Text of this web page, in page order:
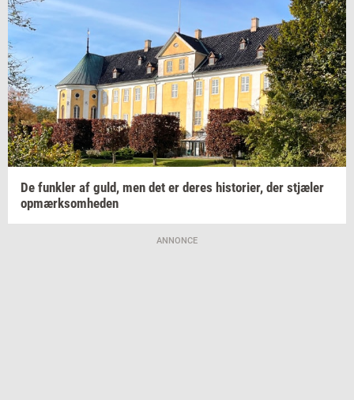
De funk­ler af guld, men det er deres hi­sto­ri­er, der stjæ­ler
op­mærk­som­he­den
ANNONCE